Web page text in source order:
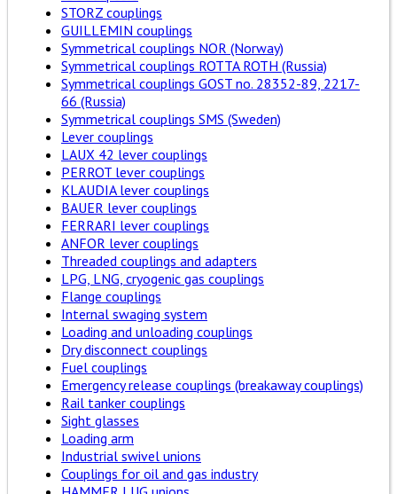
STORZ couplings
GUILLEMIN couplings
Symmetrical couplings NOR (Norway)
Symmetrical couplings ROTTA ROTH (Russia)
Symmetrical couplings GOST no. 28352-89, 2217-
66 (Russia)
Symmetrical couplings SMS (Sweden)
Lever couplings
LAUX 42 lever couplings
PERROT lever couplings
KLAUDIA lever couplings
BAUER lever couplings
FERRARI lever couplings
ANFOR lever couplings
Threaded couplings and adapters
LPG, LNG, cryogenic gas couplings
Flange couplings
Internal swaging system
Loading and unloading couplings
Dry disconnect couplings
Fuel couplings
Emergency release couplings (breakaway couplings)
Rail tanker couplings
Sight glasses
Loading arm
Industrial swivel unions
Couplings for oil and gas industry